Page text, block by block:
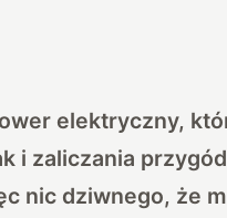
elektryczny,
i zaliczania
nic dziwnego, że